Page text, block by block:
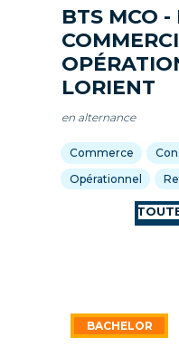
BTS MCO
LORIENT
en alternance
Commerce
Opérationnel